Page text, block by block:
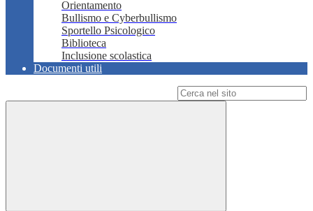
Orientamento
Bullismo e Cyberbullismo
Sportello Psicologico
Biblioteca
Inclusione scolastica
Documenti utili